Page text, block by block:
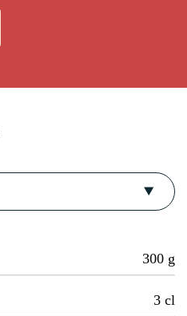
300 g
3 cl